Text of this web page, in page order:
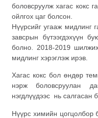
боловсруулж хагас кокс
ойлгох цаг болсон.
Нүүрсийг угааж мидлинг
завсрын бүтээгдэхүүн
болно. 2018-2019
мидлинг хэрэглэж ирэв.
Хагас кокс бол өндөр
нэрж боловсруулан
нэгдлүүдээс нь салгасан
Нүүрс химийн цогцолбор